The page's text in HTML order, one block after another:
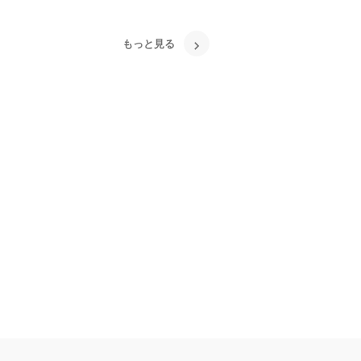
情報技術という切り
もっと見る